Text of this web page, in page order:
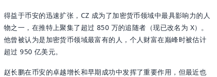
得益于币安的迅速扩张，CZ 成为了加密货币领域中最具影响力的人
物之一，在推特上聚集了超过 850 万的追随者（现已改名为 X）。
他曾被认为是加密货币领域最富有的人，个人财富在巅峰时被估计
超过 950 亿美元。
赵长鹏在币安的卓越增长和早期成功中发挥了重要作用，但最近也